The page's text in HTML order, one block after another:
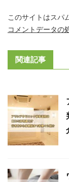
このサイトはスパ
コメントデータの
関連記事